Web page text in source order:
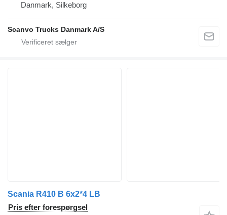
Danmark, Silkeborg
Scanvo Trucks Danmark A/S
Scania R410 B 6x2*4 LB
Pris efter forespørgsel